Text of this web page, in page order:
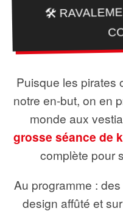
🛠️
Puisque les pirates
notre en-but, on en
monde aux
grosse séance de
complète pour
Au programme :
design affûté et